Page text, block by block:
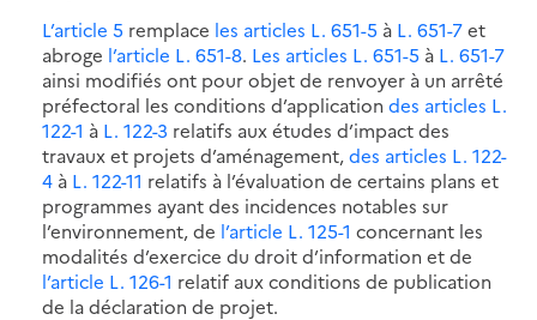
L’article 5 remplace les articles L. 651-5 à L. 651-7et
abroge l’article L. 651-8. Les articles L. 651-5 à L. 651-7
ainsi modifiés ont pour objet de renvoyer à un arrêté
préfectoral les conditions d’application des articles L.
122-1 à L. 122-3 relatifs aux études d’impact des
travaux et projets d’aménagement,des articles L. 122-
4 à L. 122-11 relatifs à l’évaluation de certains plans et
programmes ayant des incidences notables sur
l’environnement, de l’article L. 125-1 concernant les
modalités d’exercice du droit d’information et de
l’article L. 126-1 relatif aux conditions de publication
de la déclaration de projet.